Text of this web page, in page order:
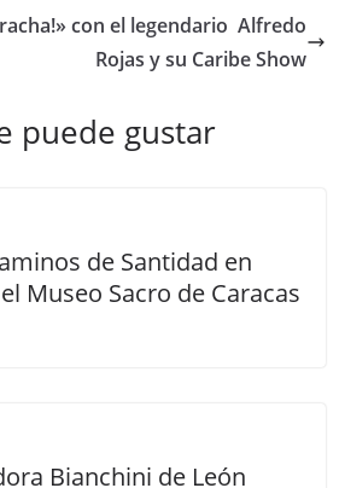
con el legendario Alfredo
Rojas y su Caribe Show
puede gustar
de Santidad en
Museo Sacro de Caracas
Bianchini de León